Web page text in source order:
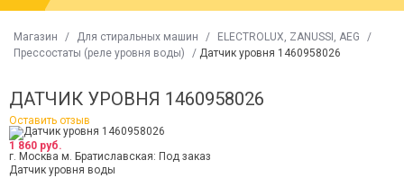
Магазин / Для стиральных машин / ELECTROLUX, ZANUSSI, AEG
/
Прессостаты (реле уровня воды)
/ Датчик уровня 1460958026
ДАТЧИК УРОВНЯ 1460958026
Оставить отзыв
1 860 руб.
г. Москва м. Братиславская: Под заказ
Датчик уровня воды